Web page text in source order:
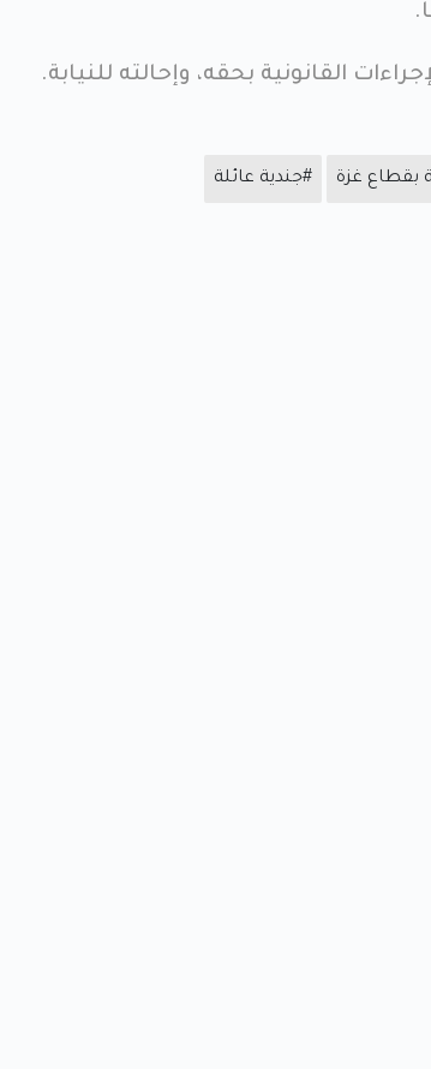
القانونية بحقه، وإحالته للنيابة.
بقطاع غزة #جندية عائلة